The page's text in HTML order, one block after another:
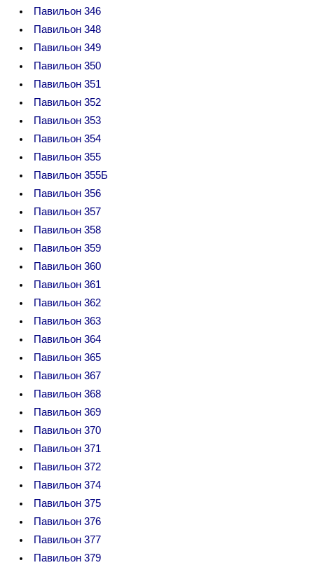
Павильон 346
Павильон 348
Павильон 349
Павильон 350
Павильон 351
Павильон 352
Павильон 353
Павильон 354
Павильон 355
Павильон 355Б
Павильон 356
Павильон 357
Павильон 358
Павильон 359
Павильон 360
Павильон 361
Павильон 362
Павильон 363
Павильон 364
Павильон 365
Павильон 367
Павильон 368
Павильон 369
Павильон 370
Павильон 371
Павильон 372
Павильон 374
Павильон 375
Павильон 376
Павильон 377
Павильон 379